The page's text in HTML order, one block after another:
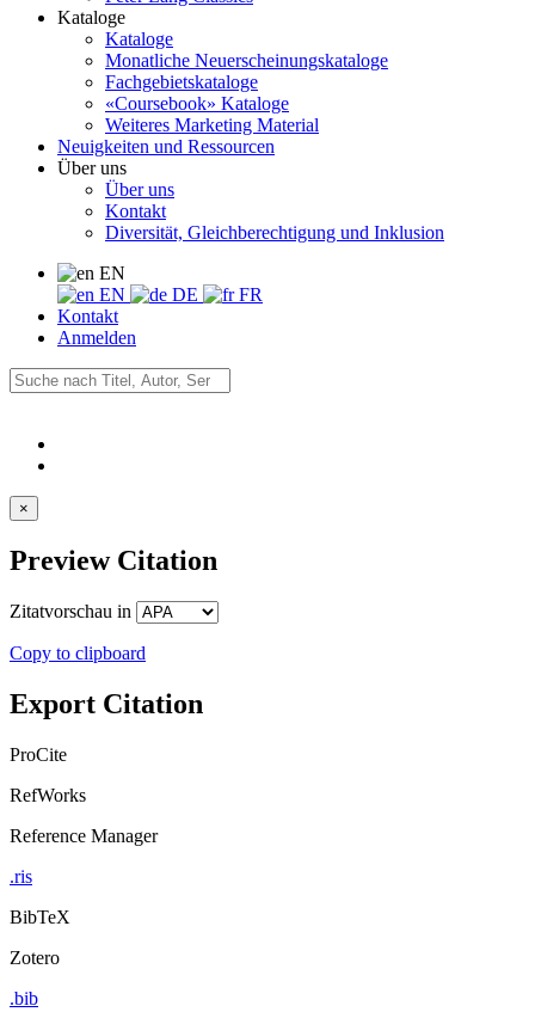
Kataloge
Kataloge
Monatliche Neuerscheinungskataloge
Fachgebietskataloge
«Coursebook» Kataloge
Weiteres Marketing Material
Neuigkeiten und Ressourcen
Über uns
Über uns
Kontakt
Diversität, Gleichberechtigung und Inklusion
EN
EN
DE
FR
Kontakt
Anmelden
×
Preview Citation
Zitatvorschau in
Copy to clipboard
Export Citation
ProCite
RefWorks
Reference Manager
.ris
BibTeX
Zotero
.bib